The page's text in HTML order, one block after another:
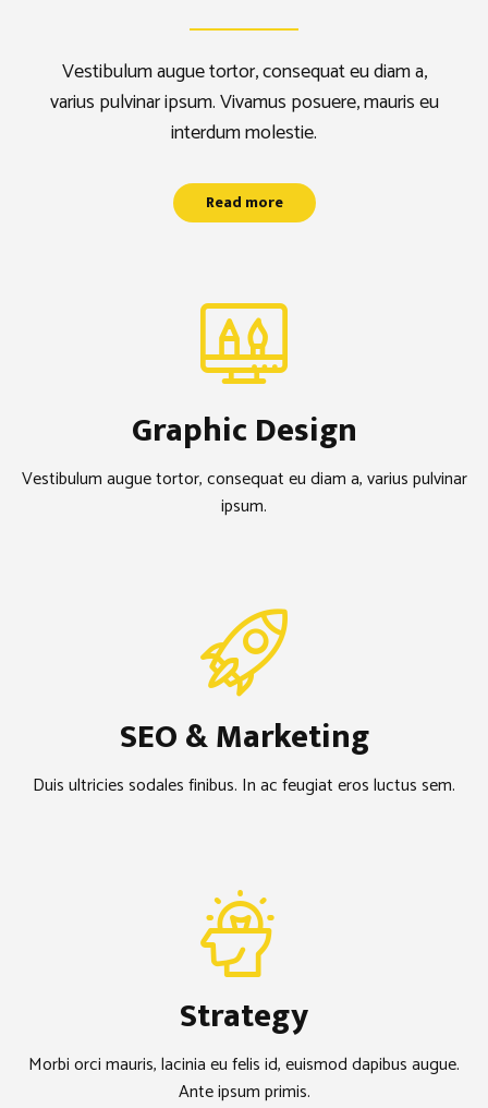
cuisine & convivialité
Vestibulum augue tortor, consequat eu diam a,
varius pulvinar ipsum. Vivamus posuere, mauris eu
interdum molestie.
Read more
Graphic Design
Vestibulum augue tortor, consequat eu diam a, varius pulvinar
ipsum.
SEO & Marketing
Duis ultricies sodales finibus. In ac feugiat eros luctus sem.
Strategy
Morbi orci mauris, lacinia eu felis id, euismod dapibus augue.
Ante ipsum primis.